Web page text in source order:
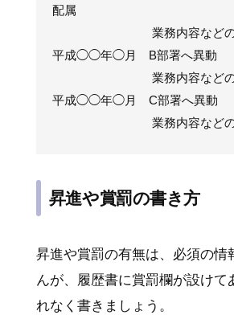
配属
業務内容などの説
平成◯◯年◯月 B部署へ異動
業務内容などの説
平成◯◯年◯月 C部署へ異動
業務内容などの説
昇進や賞罰の書き方
昇進や賞罰の有無は、必須の情
んが、履歴書に賞罰欄が設けて
れなく書きましょう。